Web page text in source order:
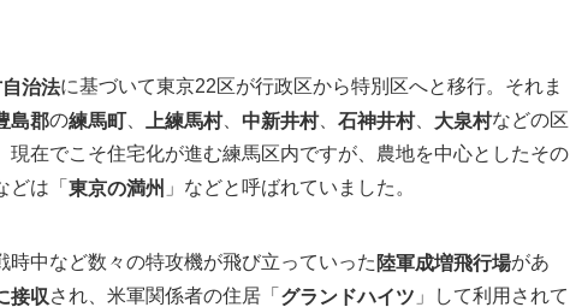
治法に基づいて東京22区が行政区から特別区へと移行。それま
島郡の練馬町、 上練馬村、 中新井村、 石神井村、 大泉村などの区
現在でこそ住宅化が進む練馬区内ですが、農地を中心としたその
どは「 東京の満州 」などと呼ばれていました。
時中など数々の特攻機が飛び立っていった 陸軍成増飛行場があ
接収 され、米軍関係者の住居「 グランドハイツ 」して利用されて